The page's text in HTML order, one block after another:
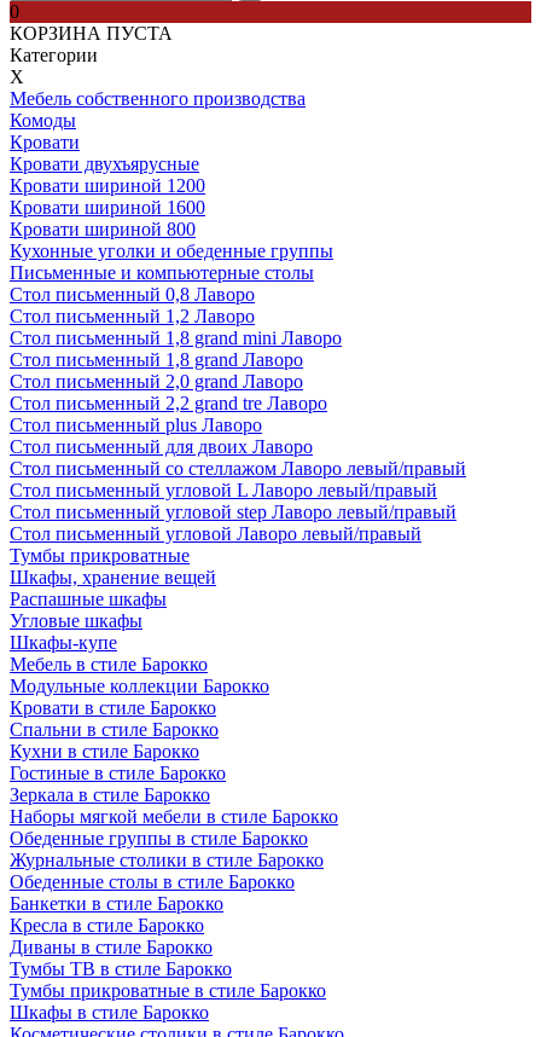
0
КОРЗИНА ПУСТА
Категории
Х
Мебель собственного производства
Комоды
Кровати
Кровати двухъярусные
Кровати шириной 1200
Кровати шириной 1600
Кровати шириной 800
Кухонные уголки и обеденные группы
Письменные и компьютерные столы
Стол письменный 0,8 Лаворо
Стол письменный 1,2 Лаворо
Стол письменный 1,8 grand mini Лаворо
Стол письменный 1,8 grand Лаворо
Стол письменный 2,0 grand Лаворо
Стол письменный 2,2 grand tre Лаворо
Стол письменный plus Лаворо
Стол письменный для двоих Лаворо
Стол письменный со стеллажом Лаворо левый/правый
Стол письменный угловой L Лаворо левый/правый
Стол письменный угловой step Лаворо левый/правый
Стол письменный угловой Лаворо левый/правый
Тумбы прикроватные
Шкафы, хранение вещей
Распашные шкафы
Угловые шкафы
Шкафы-купе
Мебель в стиле Барокко
Модульные коллекции Барокко
Кровати в стиле Барокко
Спальни в стиле Барокко
Кухни в стиле Барокко
Гостиные в стиле Барокко
Зеркала в стиле Барокко
Наборы мягкой мебели в стиле Барокко
Обеденные группы в стиле Барокко
Журнальные столики в стиле Барокко
Обеденные столы в стиле Барокко
Банкетки в стиле Барокко
Кресла в стиле Барокко
Диваны в стиле Барокко
Тумбы ТВ в стиле Барокко
Тумбы прикроватные в стиле Барокко
Шкафы в стиле Барокко